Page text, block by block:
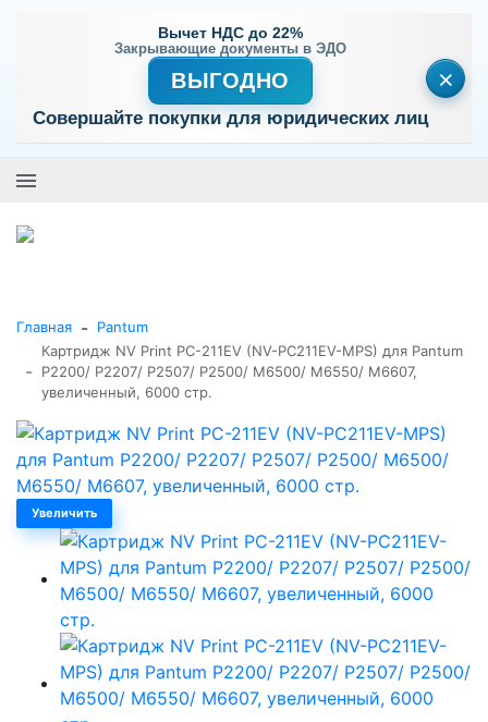
Вычет НДС до 22%
Закрывающие документы в ЭДО
ВЫГОДНО
Совершайте покупки для юридических лиц
×
Главная - Pantum
-
Картридж NV Print PC-211EV (NV-PC211EV-MPS) для Pantum
P2200/ P2207/ P2507/ P2500/ M6500/ M6550/ M6607,
увеличенный, 6000 стр.
Увеличить